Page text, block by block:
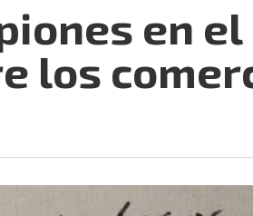
en
los